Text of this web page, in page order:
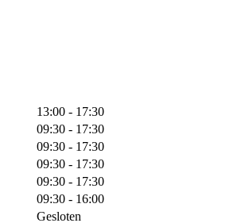
13:00 - 17:30
09:30 - 17:30
09:30 - 17:30
09:30 - 17:30
09:30 - 17:30
09:30 - 16:00
Gesloten